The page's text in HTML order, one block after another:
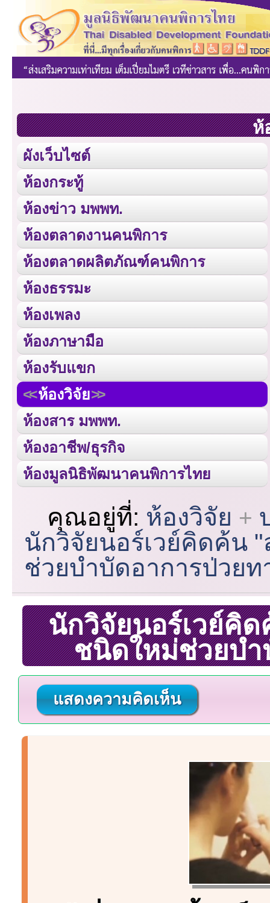
ห้
ผังเว็บไซต์
ห้องกระทู้
ห้องข่าว มพพท.
ห้องตลาดงานคนพิการ
ห้องตลาดผลิตภัณฑ์คนพิการ
ห้องธรรมะ
ห้องเพลง
ห้องภาษามือ
ห้องรับแขก
ห้องวิจัย
ห้องสาร มพพท.
ห้องอาชีพ/ธุรกิจ
ห้องมูลนิธิพัฒนาคนพิการไทย
คุณอยู่ที่: ห้องวิจัย
นักวิจัยนอร์เวย์คิดค้น
ช่วยบำบัดอาการป่วยท
นักวิจัยนอร์เวย์คิ
ชนิดใหม่ช่วยบำ
แสดงความคิดเห็น